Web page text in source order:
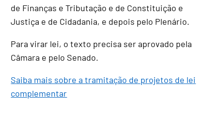
de Finanças e Tributação e de Constituição e
Justiça e de Cidadania, e depois pelo Plenário.
Para virar lei, o texto precisa ser aprovado pela
Câmara e pelo Senado.
Saiba mais sobre a tramitação de projetos de lei
complementar